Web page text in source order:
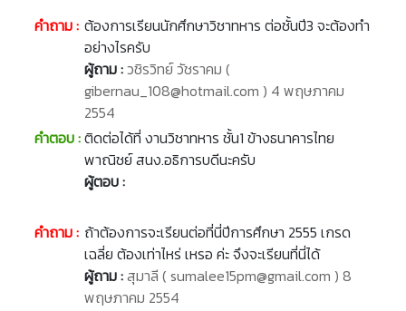
คำถาม : ต้องการเรียนนักศึกษาวิชาทหาร ต่อชั้นปี3 จะต้องทำ
อย่างไรครับ
ผู้ถาม : วชิรวิทย์ วัชราคม (
gibernau_108@hotmail.com ) 4 พฤษภาคม
2554
คำตอบ :ติดต่อได้ที่ งานวิชาทหาร ชั้น1 ข้างธนาคารไทย
พาณิชย์ สนง.อธิการบดีนะครับ
ผู้ตอบ :
คำถาม : ถ้าต้องการจะเรียนต่อที่นี่ปีการศึกษา 2555 เกรด
เฉลี่ย ต้องเท่าไหร่ เหรอ ค่ะ จึงจะเรียนที่นี่ได้
ผู้ถาม :สุมาลี ( sumalee15pm@gmail.com ) 8
พฤษภาคม 2554